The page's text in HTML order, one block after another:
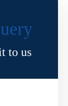
Submit
Have a